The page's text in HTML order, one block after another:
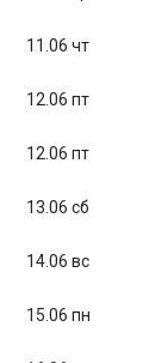
11.06 чт
12.06 пт
12.06 пт
13.06 сб
14.06 вс
15.06 пн